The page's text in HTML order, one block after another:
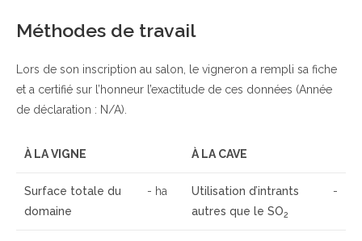
Méthodes de travail
Lors de son inscription au salon, le vigneron a rempli sa fiche
et a certifié sur l’honneur l’exactitude de ces données (Année
de déclaration : N/A).
À LA VIGNE À LA CAVE
Surface totale du
domaine
- ha
Utilisation d’intrants
autres que le SO2
-